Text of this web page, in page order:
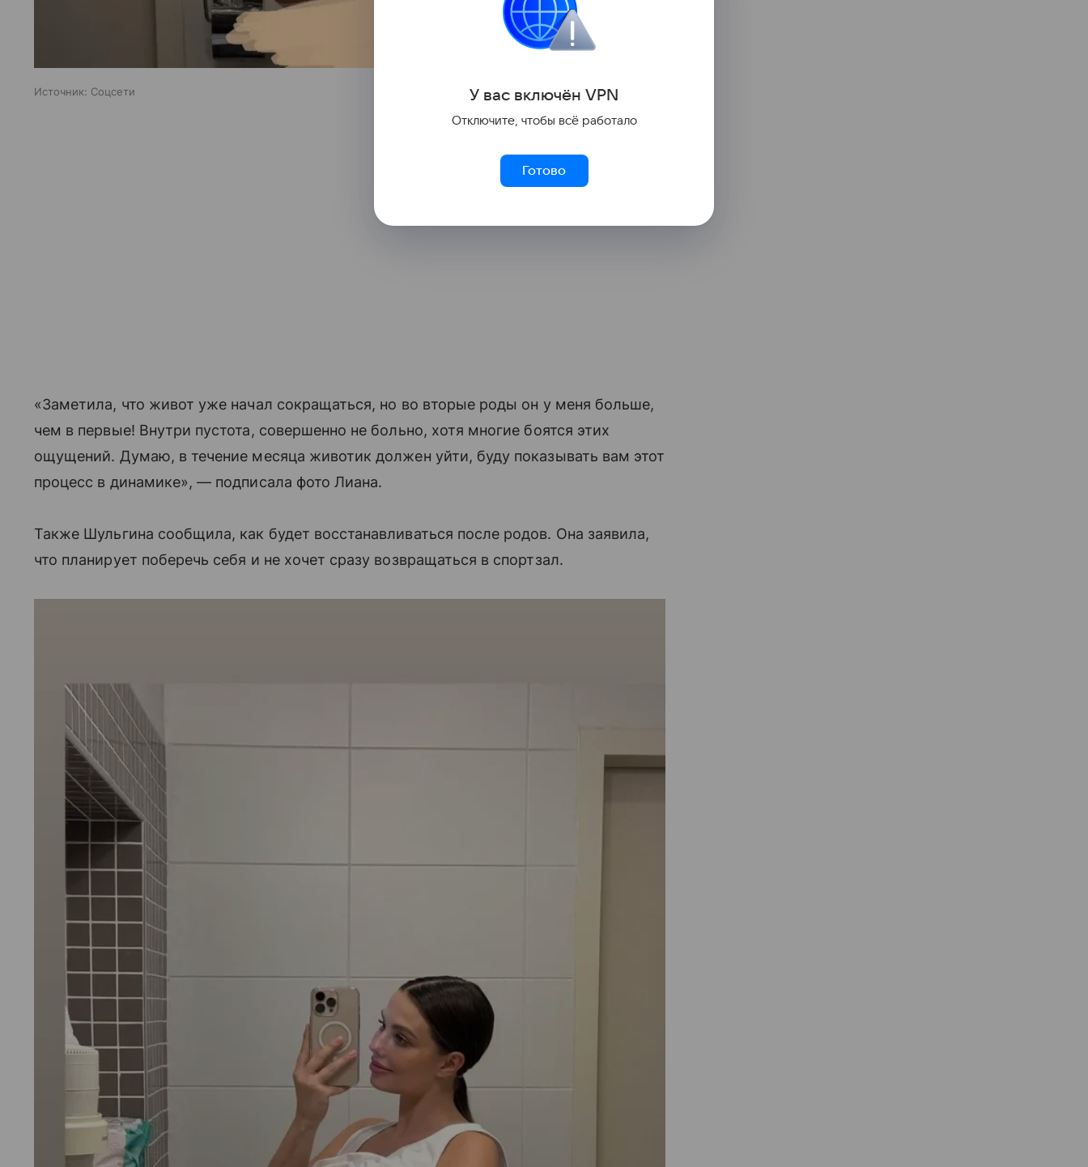
Источник: Соцсети
«Заметила, что живот уже начал сокращаться, но во вторые роды он у меня больше,
чем в первые! Внутри пустота, совершенно не больно, хотя многие боятся этих
ощущений. Думаю, в течение месяца животик должен уйти, буду показывать вам этот
процесс в динамике», — подписала фото Лиана.
Также Шульгина сообщила, как будет восстанавливаться после родов. Она заявила,
что планирует поберечь себя и не хочет сразу возвращаться в спортзал.
У вас включён VPN
Отключите, чтобы всё работало
Готово